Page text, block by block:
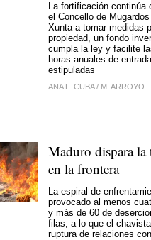
La fortificación continúa
el Concello de
Xunta a tomar medidas
propiedad, un fondo
cumpla la ley y facilite
horas anuales de
estipuladas
ANA F. CUBA / M. ARROYO
Maduro dispara la
en la frontera
La espiral de
provocado al menos
y más de 60 de
filas, a lo que el
ruptura de relaciones